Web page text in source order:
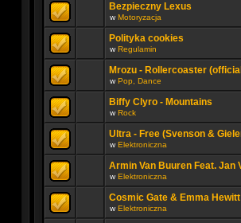
Bezpieczny Lexus
w Motoryzacja
Polityka cookies
w Regulamin
Mrozu - Rollercoaster
w Pop, Dance
Biffy Clyro - Mountains
w Rock
Ultra - Free (Svenson &
w Elektroniczna
Armin Van Buuren Feat. Jan
w Elektroniczna
Cosmic Gate & Emma Hewitt
w Elektroniczna